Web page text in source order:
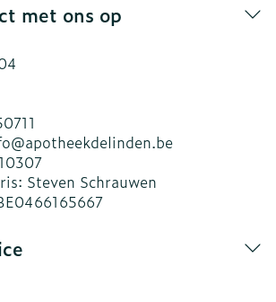
met ons op
apotheekdelinden.be
Steven Schrauwen